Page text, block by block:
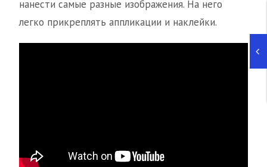
нанести самые разные изображения. На него
легко прикреплять аппликации и наклейки.